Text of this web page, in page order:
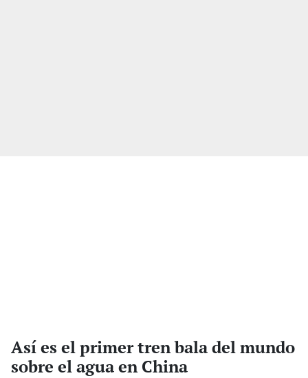
Así es el primer tren bala del mundo
sobre el agua en China